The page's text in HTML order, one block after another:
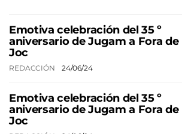
Emotiva celebración del 35 º
aniversario de Jugam a Fora de
Joc
REDACCIÓN 24/06/24
Emotiva celebración del 35 º
aniversario de Jugam a Fora de
Joc